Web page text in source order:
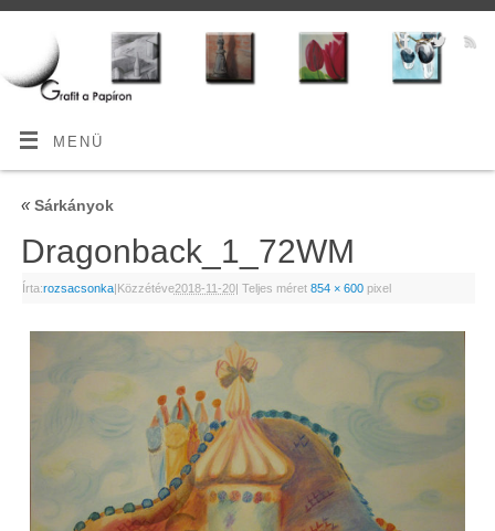
MENÜ
«Sárkányok
Dragonback_1_72WM
Írta:rozsacsonka|Közzétéve2018-11-20| Teljes méret 854 × 600pixel